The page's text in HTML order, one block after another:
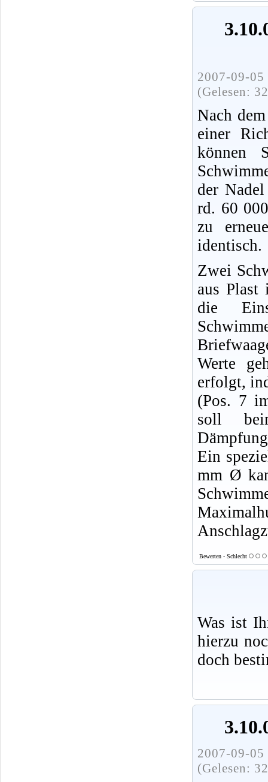
2007-09-
(Gelesen:
Nach
einer
können
der
rd. 60
zu
identisch.
Zwei
aus Plast
die
Werte
erfolgt,
(Pos. 7
soll
Ein
mm Ø
Bewerten - Schlecht
Was ist
hierzu
doch
2007-09-
(Gelesen: